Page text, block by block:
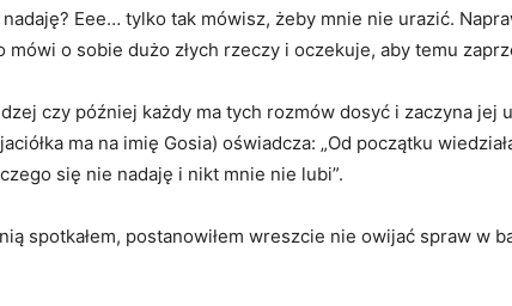
Eee… tylko tak mówisz, żeby mnie nie urazić.
mówi o sobie dużo złych rzeczy i oczekuje, aby temu
czy później każdy ma tych rozmów dosyć i zaczyna jej
ma na imię Gosia) oświadcza: „Od początku
się nie nadaję i nikt mnie nie lubi”.
spotkałem, postanowiłem wreszcie nie owijać spraw w